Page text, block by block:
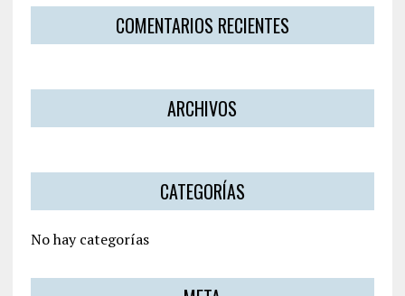
COMENTARIOS RECIENTES
ARCHIVOS
CATEGORÍAS
No hay categorías